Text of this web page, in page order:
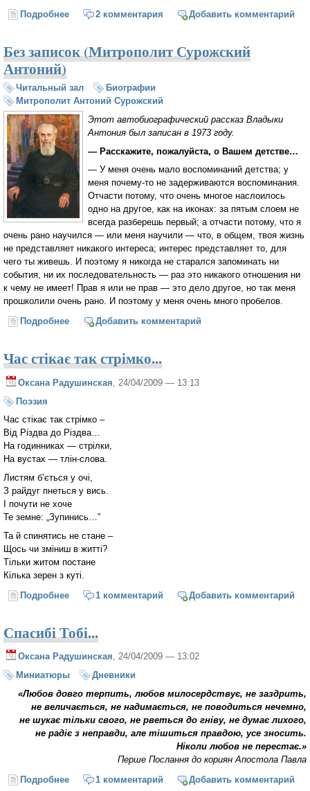
Подробнее о Санькины танцы (цикл)
2 комментария Добавить комментарий
Без записок (Митрополит Сурожский
Антоний)
Читальный зал
Биографии
Митрополит Антоний Сурожский
Этот автобиографический рассказ Владыки
Антония был записан в 1973 году.
— Расскажите, пожалуйста, о Вашем детстве…
— У меня очень мало воспоминаний детства; у
меня почему-то не задерживаются воспоминания.
Отчасти потому, что очень многое наслоилось
одно на другое, как на иконах: за пятым слоем не
всегда разберешь первый; а отчасти потому, что я
очень рано научился — или меня научили — что, в общем, твоя жизнь
не представляет никакого интереса; интерес представляет то, для
чего ты живешь. И поэтому я никогда не старался запоминать ни
события, ни их последовательность — раз это никакого отношения ни
к чему не имеет! Прав я или не прав — это дело другое, но так меня
прошколили очень рано. И поэтому у меня очень много пробелов.
Подробнее о Без записок (Митрополит Сурожский Антоний)
Добавить комментарий
Час стікає так стрімко...
Оксана Радушинская , 24/04/2009 — 13:13
Поэзия
Час стікає так стрімко –
Від Різдва до Різдва…
На годинниках — стрілки,
На вустах — тлін-слова.
Листям б’ється у очі,
З райдуг пнеться у вись.
І почути не хоче
Те земне: „Зупинись…”
Та й спинятись не стане –
Щось чи зміниш в житті?
Тільки житом постане
Кілька зерен з куті.
Подробнее о Час стікає так стрімко...
1 комментарий Добавить комментарий
Спасибі Тобі...
Оксана Радушинская, 24/04/2009 — 13:02
Миниатюры
Дневники
«Любов довго терпить, любов милосердствує, не заздрить,
не величається, не надимається, не поводиться нечемно,
не шукає тільки свого, не рветься до гніву, не думає лихого,
не радіє з неправди, але тішиться правдою, усе зносить.
Ніколи любов не перестає.»
Перше Послання до кориян Апостола Павла
Подробнее о Спасибі Тобі...
1 комментарий Добавить комментарий